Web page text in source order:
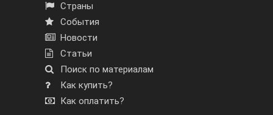
Страны
События
Новости
Статьи
Поиск по материалам
Как купить?
Как оплатить?